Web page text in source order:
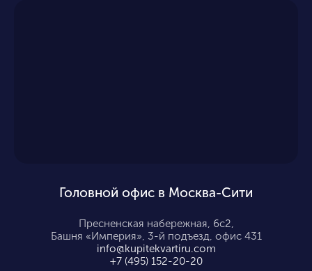
Головной офис в Москва-Сити
Пресненская набережная, 6с2,
Башня «Империя», 3-й подъезд, офис 431
info@kupitekvartiru.com
+7 (495) 152-20-20